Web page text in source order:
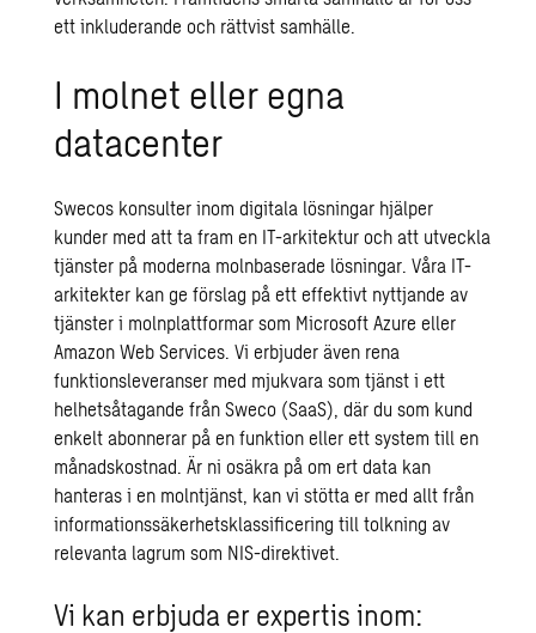
ett inkluderande och rättvist samhälle.
I molnet eller egna
datacenter
Swecos konsulter inom digitala lösningar hjälper
kunder med att ta fram en IT-arkitektur och att utveckla
tjänster på moderna molnbaserade lösningar. Våra IT-
arkitekter kan ge förslag på ett effektivt nyttjande av
tjänster i molnplattformar som Microsoft Azure eller
Amazon Web Services. Vi erbjuder även rena
funktionsleveranser med mjukvara som tjänst i ett
helhetsåtagande från Sweco (SaaS), där du som kund
enkelt abonnerar på en funktion eller ett system till en
månadskostnad. Är ni osäkra på om ert data kan
hanteras i en molntjänst, kan vi stötta er med allt från
informationssäkerhetsklassificering till tolkning av
relevanta lagrum som NIS-direktivet.
Vi kan erbjuda er expertis inom: